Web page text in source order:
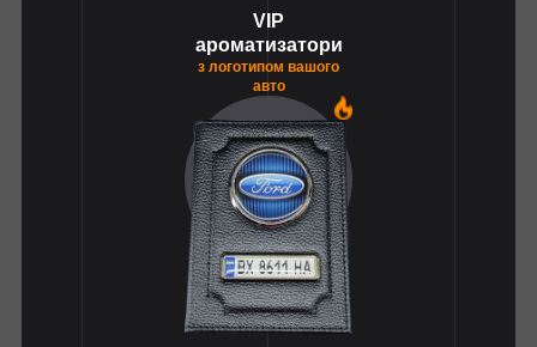
VIP
ароматизатори
з логотипом вашого
авто